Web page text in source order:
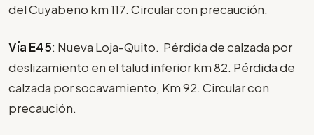
del Cuyabeno km 117. Circular con precaución.
Vía E45: Nueva Loja-Quito. Pérdida de calzada por
deslizamiento en el talud inferior km 82. Pérdida de
calzada por socavamiento, Km 92. Circular con
precaución.